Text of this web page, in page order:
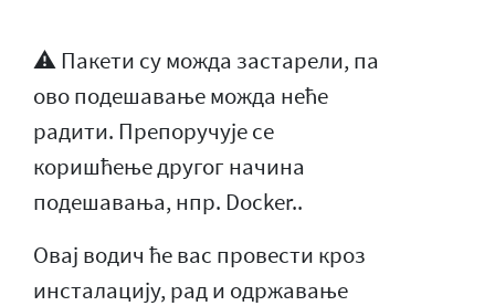
⚠️ Пакети су можда застарели, па
ово подешавање можда неће
радити. Препоручује се
коришћење другог начина
подешавања, нпр. Docker..
Овај водич ће вас провести кроз
инсталацију, рад и одржавање